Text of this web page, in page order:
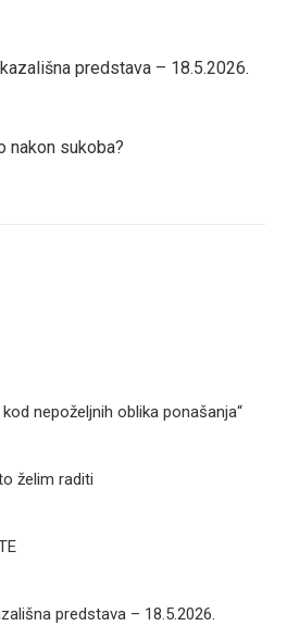
predstava – 18.5.2026.
nakon sukoba?
nepoželjnih oblika ponašanja“
želim raditi
predstava – 18.5.2026.